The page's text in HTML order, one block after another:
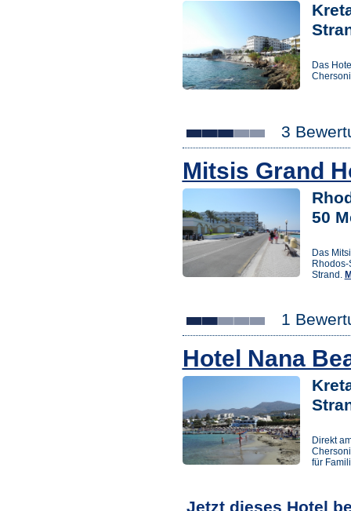
Das
3
Mitsis Grand
50
Das
Strand.
1
Hotel Nana
Direkt
für
Jetzt dieses Hotel